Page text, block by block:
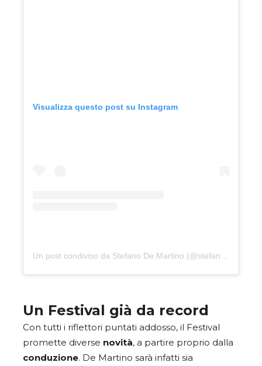
Visualizza questo post su Instagram
Un post condiviso da Stefano De Martino (@stefanodemartino)
Un Festival già da record
Con tutti i riflettori puntati addosso, il Festival
promette diverse novità, a partire proprio dalla
conduzione. De Martino sarà infatti sia